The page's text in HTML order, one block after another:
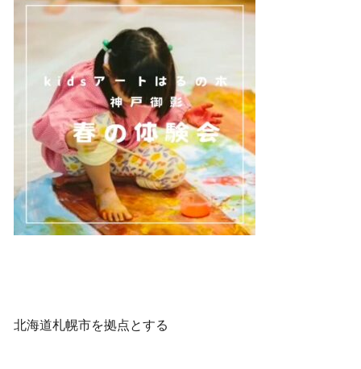
北海道札幌市を拠点とする